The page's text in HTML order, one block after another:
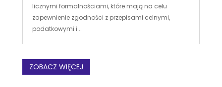
licznymi formalnościami, które mają na celu
zapewnienie zgodności z przepisami celnymi,
podatkowymi i...
ZOBACZ WIĘCEJ